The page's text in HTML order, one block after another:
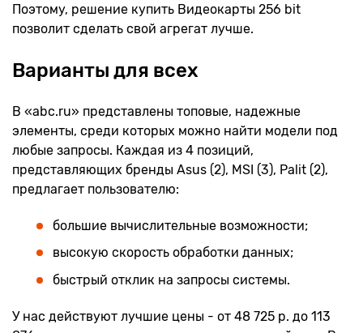
Поэтому, решение купить Видеокарты 256 bit
позволит сделать свой агрегат лучше.
Варианты для всех
В «abc.ru» представлены топовые, надежные
элементы, среди которых можно найти модели под
любые запросы. Каждая из 4 позиций,
представляющих бренды Asus (2), MSI (3), Palit (2),
предлагает пользователю:
большие вычислительные возможности;
высокую скорость обработки данных;
быстрый отклик на запросы системы.
У нас действуют лучшие цены - от 48 725 р. до 113